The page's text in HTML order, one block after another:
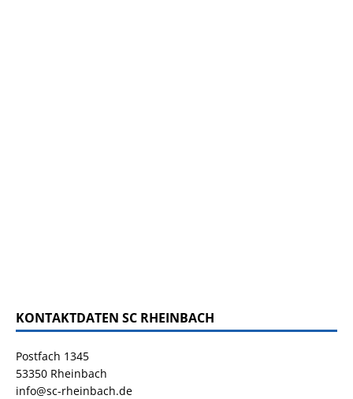
KONTAKTDATEN SC RHEINBACH
Postfach 1345
53350 Rheinbach
info@sc-rheinbach.de